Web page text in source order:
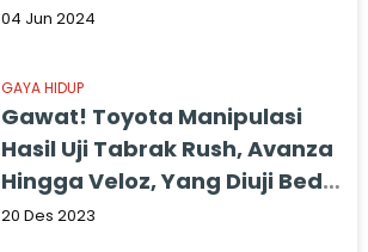
Kecelakaan di Tebingtinggi
04 Jun 2024
GAYA HIDUP
Gawat! Toyota Manipulasi
Hasil Uji Tabrak Rush, Avanza
Hingga Veloz, Yang Diuji Beda
dengan yang Diproduksi
20 Des 2023